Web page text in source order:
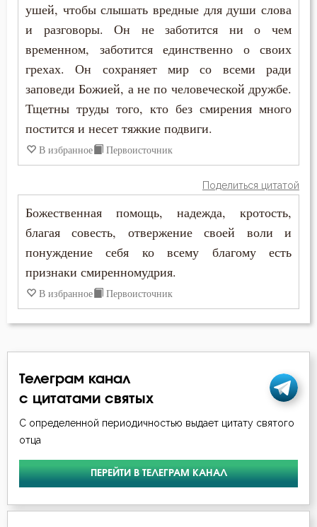
Ревность по Богу
Ропот
Самолюбие
Самомнение
Свобода
Святость
Священники
Священное Писание
Сердце
Славолюбие
Слезы
Слух
ушей, чтобы слышать вредные для души слова
и разговоры. Он не заботится ни о чем
временном, заботится единственно о своих
грехах. Он сохраняет мир со всеми ради
заповеди Божией, а не по человеческой дружбе.
Тщетны труды того, кто без смирения много
постится и несет тяжкие подвиги.
В избранное Первоисточник
Поделиться цитатой
Божественная помощь, надежда, кротость,
благая совесть, отвержение своей воли и
понуждение себя ко всему благому есть
признаки смиренномудрия.
В избранное Первоисточник
Телеграм канал
с цитатами святых
С определенной периодичностью выдает цитату святого
отца
ПЕРЕЙТИ В ТЕЛЕГРАМ КАНАЛ